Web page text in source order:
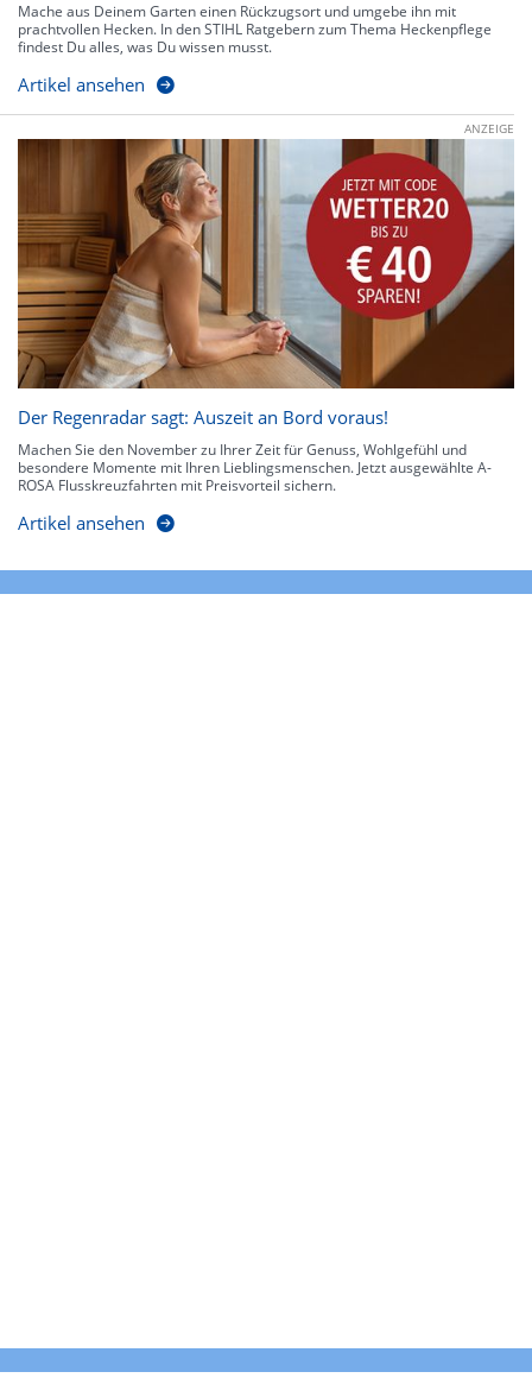
Mache aus Deinem Garten einen Rückzugsort und umgebe ihn mit
prachtvollen Hecken. In den STIHL Ratgebern zum Thema Heckenpflege
findest Du alles, was Du wissen musst.
Artikel ansehen
ANZEIGE
Der Regenradar sagt: Auszeit an Bord voraus!
Machen Sie den November zu Ihrer Zeit für Genuss, Wohlgefühl und
besondere Momente mit Ihren Lieblingsmenschen. Jetzt ausgewählte A-
ROSA Flusskreuzfahrten mit Preisvorteil sichern.
Artikel ansehen